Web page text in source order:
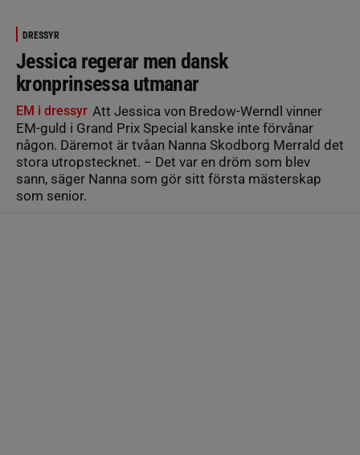
DRESSYR
Jessica regerar men dansk
kronprinsessa utmanar
EM i dressyr Att Jessica von Bredow-Werndl vinner
EM-guld i Grand Prix Special kanske inte förvånar
någon. Däremot är tvåan Nanna Skodborg Merrald det
stora utropstecknet. − Det var en dröm som blev
sann, säger Nanna som gör sitt första mästerskap
som senior.